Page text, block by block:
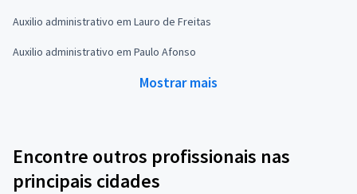
Auxilio administrativo em Lauro de Freitas
Auxilio administrativo em Paulo Afonso
Mostrar mais
Encontre outros profissionais nas
principais cidades